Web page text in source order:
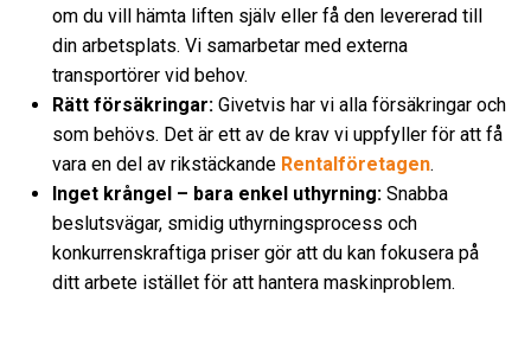
om du vill hämta liften själv eller få den levererad till
din arbetsplats. Vi samarbetar med externa
transportörer vid behov.
Rätt försäkringar: Givetvis har vi alla försäkringar och
som behövs. Det är ett av de krav vi uppfyller för att få
vara en del av rikstäckande Rentalföretagen.
Inget krångel – bara enkel uthyrning: Snabba
beslutsvägar, smidig uthyrningsprocess och
konkurrenskraftiga priser gör att du kan fokusera på
ditt arbete istället för att hantera maskinproblem.